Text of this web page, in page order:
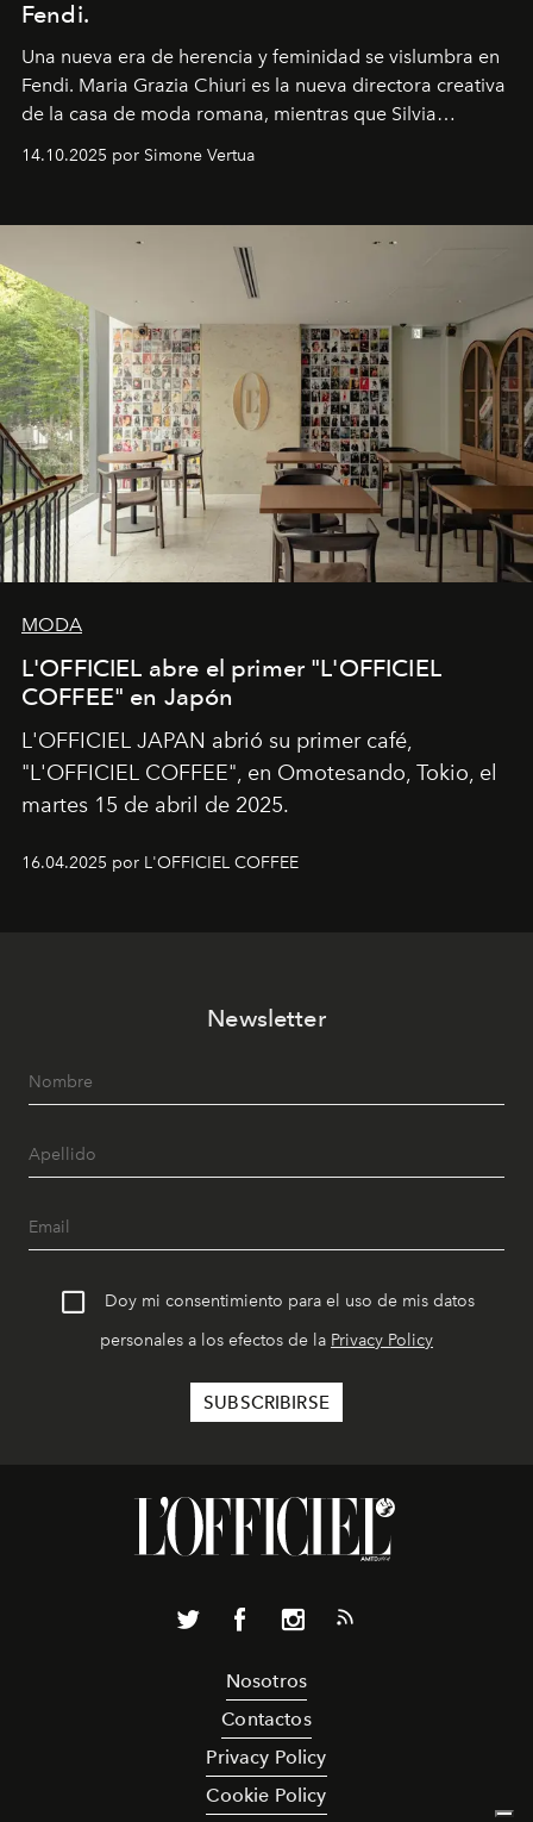
Fendi.
Una nueva era de herencia y feminidad se vislumbra en
Fendi. Maria Grazia Chiuri es la nueva directora creativa
de la casa de moda romana, mientras que Silvia
14.10.2025 por Simone Vertua
MODA
L'OFFICIEL abre el primer "L'OFFICIEL
COFFEE" en Japón
L'OFFICIEL JAPAN abrió su primer café,
"L'OFFICIEL COFFEE", en Omotesando, Tokio, el
martes 15 de abril de 2025.
16.04.2025 por L'OFFICIEL COFFEE
Newsletter
Doy mi consentimiento para el uso de mis datos
personales a los efectos de la Privacy Policy
Nosotros
Contactos
Privacy Policy
Cookie Policy